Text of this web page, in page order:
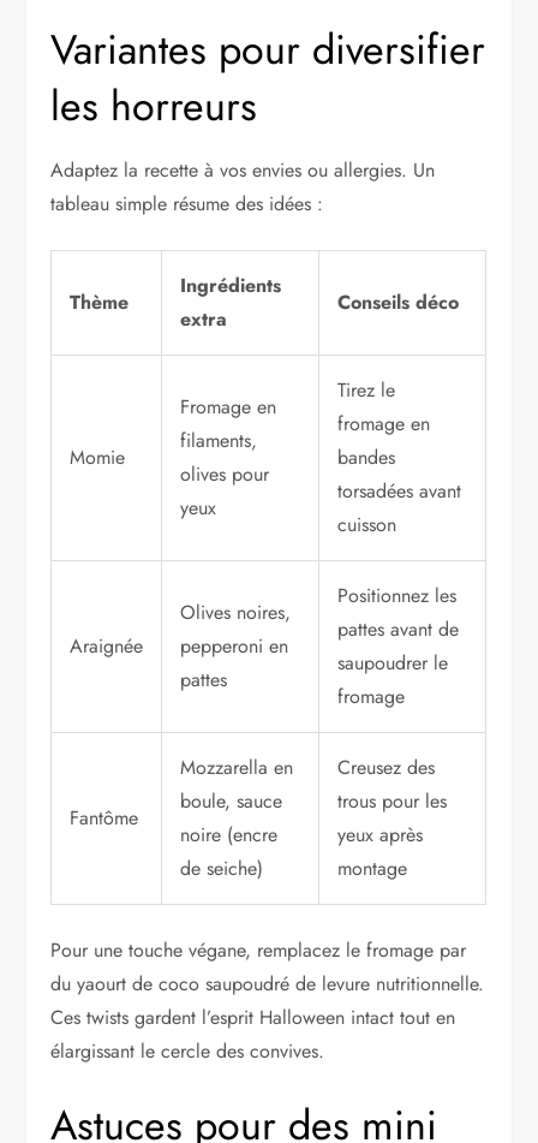
Variantes pour diversifier
les horreurs
Adaptez la recette à vos envies ou allergies. Un
tableau simple résume des idées :
Thème
Ingrédients
extra
Conseils déco
Momie
Fromage en
filaments,
olives pour
yeux
Tirez le
fromage en
bandes
torsadées avant
cuisson
Araignée
Olives noires,
pepperoni en
pattes
Positionnez les
pattes avant de
saupoudrer le
fromage
Fantôme
Mozzarella en
boule, sauce
noire (encre
de seiche)
Creusez des
trous pour les
yeux après
montage
Pour une touche végane, remplacez le fromage par
du yaourt de coco saupoudré de levure nutritionnelle.
Ces twists gardent l’esprit Halloween intact tout en
élargissant le cercle des convives.
Astuces pour des mini